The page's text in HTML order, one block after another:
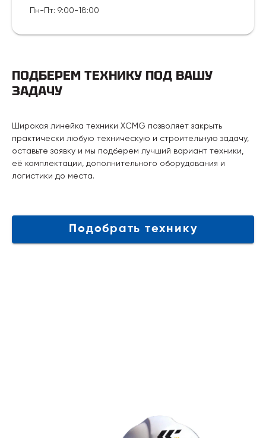
Пн-Пт: 9:00-18:00
ПОДБЕРЕМ ТЕХНИКУ ПОД ВАШУ
ЗАДАЧУ
Широкая линейка техники XCMG позволяет закрыть
практически любую техническую и строительную задачу,
оставьте заявку и мы подберем лучший вариант техники,
её комплектации, дополнительного оборудования и
логистики до места.
Подобрать технику